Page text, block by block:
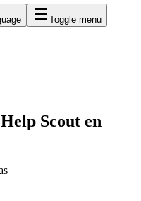
Toggle menu
Scout en